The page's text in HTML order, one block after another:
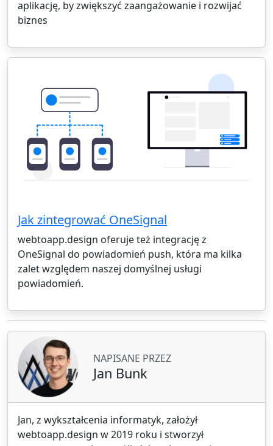
aplikację, by zwiększyć zaangażowanie i rozwijać
biznes
Jak zintegrować OneSignal
webtoapp.design oferuje też integrację z
OneSignal do powiadomień push, która ma kilka
zalet względem naszej domyślnej usługi
powiadomień.
NAPISANE PRZEZ
Jan Bunk
Jan, z wykształcenia informatyk, założył
webtoapp.design w 2019 roku i stworzył